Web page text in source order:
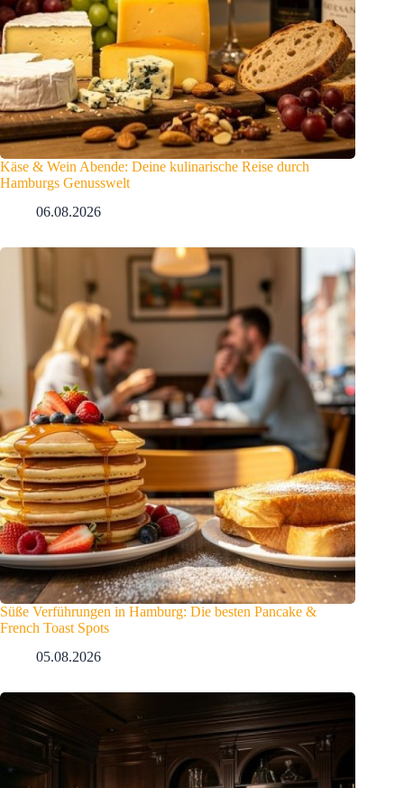
Käse & Wein Abende: Deine kulinarische Reise durch
Hamburgs Genusswelt
06.08.2026
Süße Verführungen in Hamburg: Die besten Pancake &
French Toast Spots
05.08.2026